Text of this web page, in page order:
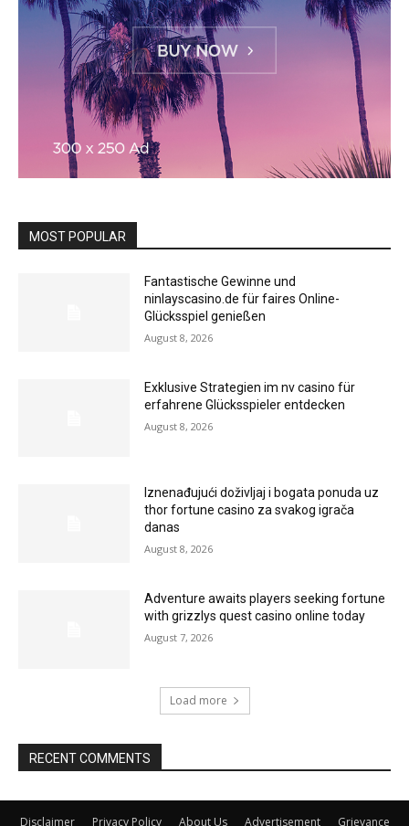
MOST POPULAR
Fantastische Gewinne und
ninlayscasino.de für faires Online-
Glücksspiel genießen
August 8, 2026
Exklusive Strategien im nv casino für
erfahrene Glücksspieler entdecken
August 8, 2026
Iznenađujući doživljaj i bogata ponuda uz
thor fortune casino za svakog igrača
danas
August 8, 2026
Adventure awaits players seeking fortune
with grizzlys quest casino online today
August 7, 2026
Load more
RECENT COMMENTS
Disclaimer Privacy Policy About Us Advertisement Grievance